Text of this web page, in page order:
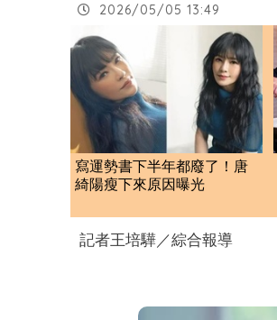
2026/05/05 13:49
寫運勢書下半年都廢了！唐
綺陽瘦下來原因曝光
記者王培驊／綜合報導